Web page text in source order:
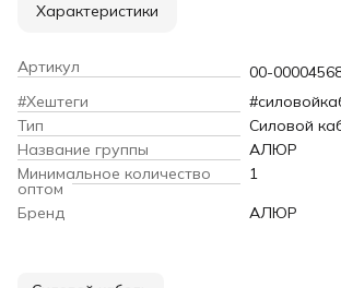
Характеристики
Артикул
00-
#Хештеги
Тип
Силовой
Название группы
АЛЮР
Минимальное количество
оптом
1
Бренд
АЛЮР